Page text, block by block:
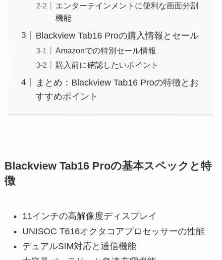
エンターテインメントに便利な画面分割
機能
Blackview Tab16 Proの購入情報とセール
Amazonでの特別セール情報
購入前に確認したいポイント
まとめ：Blackview Tab16 Proの特徴とお
すすめポイント
Blackview Tab16 Proの基本スペックと特
徴
11インチの高解像度ディスプレイ
UNISOC T616オクタコアプロセッサーの性能
デュアルSIM対応と通信機能